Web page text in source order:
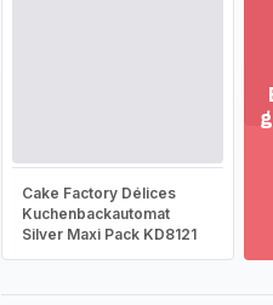
Cake Factory Délices
Kuchenbackautomat
Silver Maxi Pack KD8121